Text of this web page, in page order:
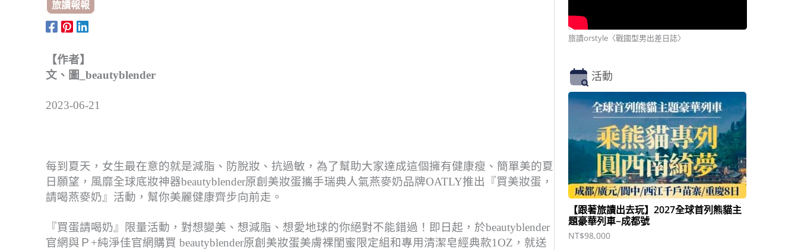
旅讀報報
【作者】
文、圖_beautyblender
2023-06-21
每到夏天，女生最在意的就是減脂、防脫妝、抗過敏，為了幫助大家達成這個擁有健康瘦、簡單美的夏
日願望，風靡全球底妝神器beautyblender原創美妝蛋攜手瑞典人氣燕麥奶品牌OATLY推出『買美妝蛋，
請喝燕麥奶』活動，幫你美麗健康齊步向前走。
『買蛋請喝奶』限量活動，對想變美、想減脂、想愛地球的你絕對不能錯過！即日起，於beautyblender
官網與Ｐ+純淨佳官網購買 beautyblender原創美妝蛋美膚裸閨蜜限定組和專用清潔皂經典款1OZ，就送
旅讀orstyle〈戰國型男出差日誌〉
活動
【跟著旅讀出去玩】2027全球首列熊貓主
題豪華列車~成都號
NT$98,000